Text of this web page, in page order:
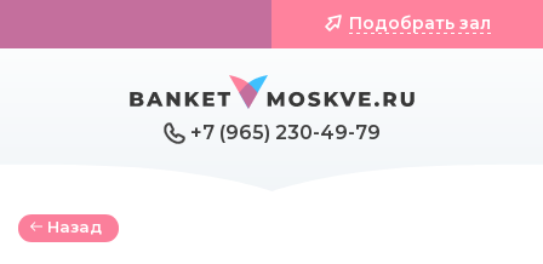
+7 (965) 230-49-79
Подобрать зал
Назад